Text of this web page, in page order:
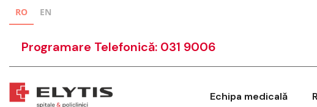
RO EN
Programare Telefonică: 031 9006
Echipa medicală